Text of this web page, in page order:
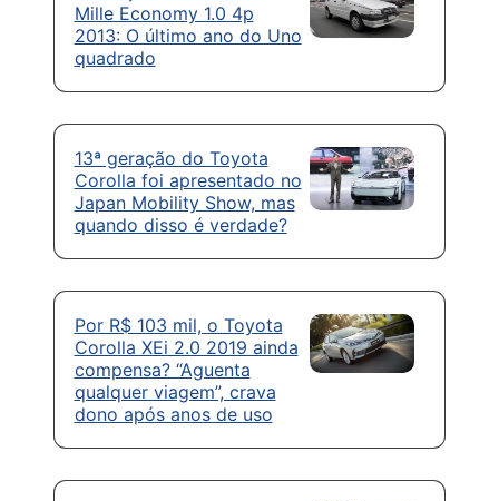
Mille Economy 1.0 4p
2013: O último ano do Uno
quadrado
13ª geração do Toyota
Corolla foi apresentado no
Japan Mobility Show, mas
quando disso é verdade?
Por R$ 103 mil, o Toyota
Corolla XEi 2.0 2019 ainda
compensa? “Aguenta
qualquer viagem”, crava
dono após anos de uso